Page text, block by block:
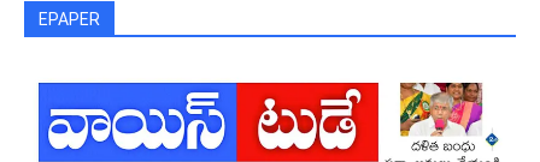
EPAPER